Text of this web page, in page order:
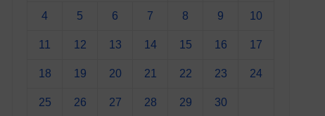
4 5 6 7 8 9 10
11 12 13 14 15 16 17
18 19 20 21 22 23 24
25 26 27 28 29 30